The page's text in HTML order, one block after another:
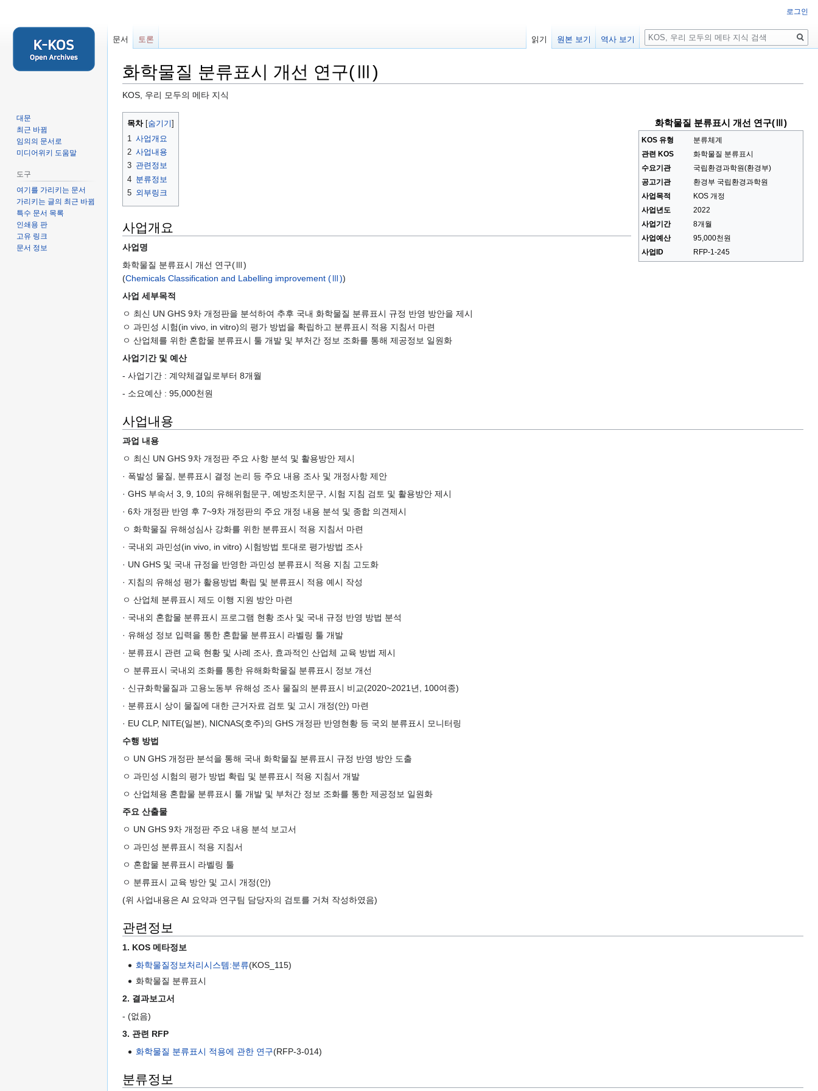
화학물질 분류표시 개선 연구(Ⅲ)
KOS, 우리 모두의 메타 지식
둘
가
기
검
기
화학물질 분류표시 개선 연구(Ⅲ)
KOS 유형
분류체계
관련 KOS
화학물질 분류표시
수요기관
국립환경과학원(환경부)
공고기관
환경부 국립환경과학원
사업목적
KOS 개정
사업년도
2022
사업기간
8개월
사업예산
95,000천원
사업ID
RFP-1-245
목차
1 사업개요
2 사업내용
3 관련정보
4 분류정보
5 외부링크
사업개요
사업명
화학물질 분류표시 개선 연구(Ⅲ)
(Chemicals Classification and Labelling improvement (Ⅲ))
사업 세부목적
ㅇ 최신 UN GHS 9차 개정판을 분석하여 추후 국내 화학물질 분류표시 규정 반영 방안을 제시
ㅇ 과민성 시험(in vivo, in vitro)의 평가 방법을 확립하고 분류표시 적용 지침서 마련
ㅇ 산업체를 위한 혼합물 분류표시 툴 개발 및 부처간 정보 조화를 통해 제공정보 일원화
사업기간 및 예산
- 사업기간 : 계약체결일로부터 8개월
- 소요예산 : 95,000천원
사업내용
과업 내용
ㅇ 최신 UN GHS 9차 개정판 주요 사항 분석 및 활용방안 제시
· 폭발성 물질, 분류표시 결정 논리 등 주요 내용 조사 및 개정사항 제안
· GHS 부속서 3, 9, 10의 유해위험문구, 예방조치문구, 시험 지침 검토 및 활용방안 제시
· 6차 개정판 반영 후 7~9차 개정판의 주요 개정 내용 분석 및 종합 의견제시
ㅇ 화학물질 유해성심사 강화를 위한 분류표시 적용 지침서 마련
· 국내외 과민성(in vivo, in vitro) 시험방법 토대로 평가방법 조사
· UN GHS 및 국내 규정을 반영한 과민성 분류표시 적용 지침 고도화
· 지침의 유해성 평가 활용방법 확립 및 분류표시 적용 예시 작성
ㅇ 산업체 분류표시 제도 이행 지원 방안 마련
· 국내외 혼합물 분류표시 프로그램 현황 조사 및 국내 규정 반영 방법 분석
· 유해성 정보 입력을 통한 혼합물 분류표시 라벨링 툴 개발
· 분류표시 관련 교육 현황 및 사례 조사, 효과적인 산업체 교육 방법 제시
ㅇ 분류표시 국내외 조화를 통한 유해화학물질 분류표시 정보 개선
· 신규화학물질과 고용노동부 유해성 조사 물질의 분류표시 비교(2020~2021년, 100여종)
· 분류표시 상이 물질에 대한 근거자료 검토 및 고시 개정(안) 마련
· EU CLP, NITE(일본), NICNAS(호주)의 GHS 개정판 반영현황 등 국외 분류표시 모니터링
수행 방법
ㅇ UN GHS 개정판 분석을 통해 국내 화학물질 분류표시 규정 반영 방안 도출
ㅇ 과민성 시험의 평가 방법 확립 및 분류표시 적용 지침서 개발
ㅇ 산업체용 혼합물 분류표시 툴 개발 및 부처간 정보 조화를 통한 제공정보 일원화
주요 산출물
ㅇ UN GHS 9차 개정판 주요 내용 분석 보고서
ㅇ 과민성 분류표시 적용 지침서
ㅇ 혼합물 분류표시 라벨링 툴
ㅇ 분류표시 교육 방안 및 고시 개정(안)
(위 사업내용은 AI 요약과 연구팀 담당자의 검토를 거쳐 작성하였음)
관련정보
1. KOS 메타정보
화학물질정보처리시스템:분류(KOS_115)
화학물질 분류표시
2. 결과보고서
- (없음)
3. 관련 RFP
화학물질 분류표시 적용에 관한 연구(RFP-3-014)
분류정보
로그인
문서 토론 읽기 원본 보기 역사 보기
검
색
대문
최근 바뀜
임의의 문서로
미디어위키 도움말
도구
여기를 가리키는 문서
가리키는 글의 최근 바뀜
특수 문서 목록
인쇄용 판
고유 링크
문서 정보